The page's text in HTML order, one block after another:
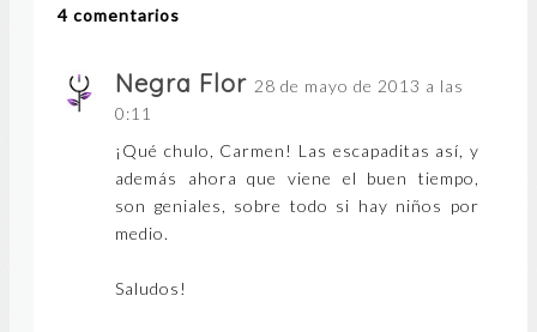
4 comentarios
Negra Flor 28 de mayo de 2013 a las
0:11
¡Qué chulo, Carmen! Las escapaditas así, y
además ahora que viene el buen tiempo,
son geniales, sobre todo si hay niños por
medio.
Saludos!